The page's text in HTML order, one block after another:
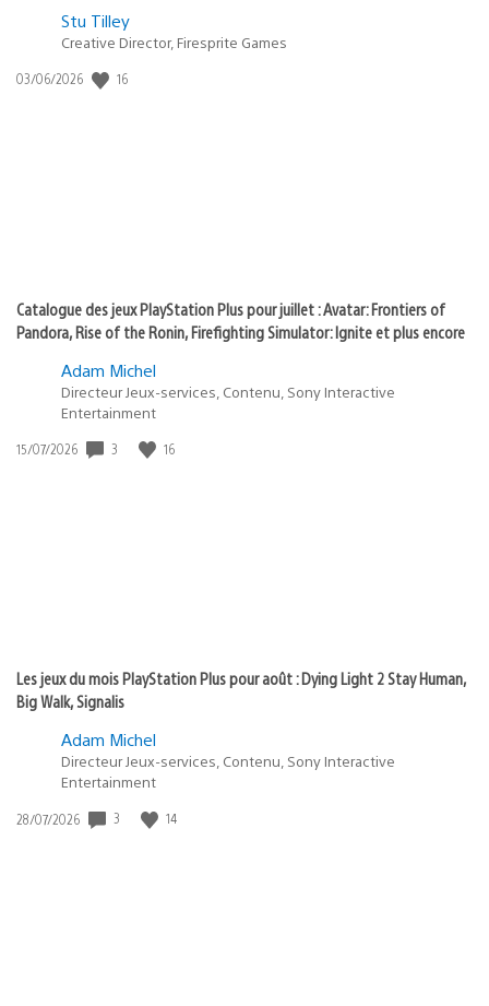
Postée
:
Stu Tilley
Creative Director, Firesprite Games
Date
03/06/2026 16
Catalogue des jeux PlayStation Plus pour juillet : Avatar: Frontiers of
Pandora, Rise of the Ronin, Firefighting Simulator: Ignite et plus encore
Adam Michel
Directeur Jeux-services, Contenu, Sony Interactive
Entertainment
Date
15/07/2026 3 16
Les jeux du mois PlayStation Plus pour août : Dying Light 2 Stay Human,
Big Walk, Signalis
Adam Michel
Directeur Jeux-services, Contenu, Sony Interactive
Entertainment
Date
28/07/2026 3 14